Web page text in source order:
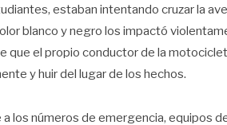
estaban intentando cruzar la
blanco y negro los impactó
que el propio conductor de la
y huir del lugar de los hechos.
los números de emergencia, equipos